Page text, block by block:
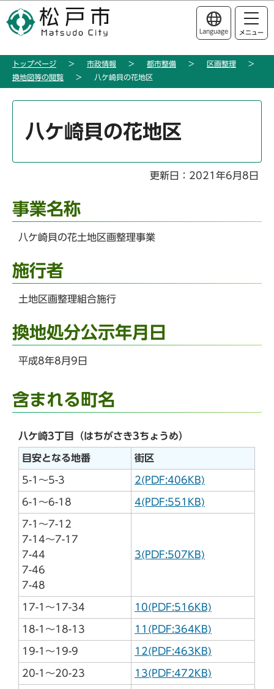
の
ー
このページの本文へ移動
Language メニュー
トップページ 市政情報 都市整備
区画整理
換地図等の閲覧
八ケ崎貝の花地区
八ケ崎貝の花地区
更新日：2021年6月8日
事業名称
八ケ崎貝の花土地区画整理事業
施行者
土地区画整理組合施行
換地処分公示年月日
平成8年8月9日
含まれる町名
八ケ崎3丁目（はちがさき3ちょうめ）
目安となる地番 街区
5-1～5-3 2(PDF:406KB)
6-1～6-18 4(PDF:551KB)
7-1～7-12
7-14～7-17
7-44
7-46
7-48
3(PDF:507KB)
17-1～17-34 10(PDF:516KB)
18-1～18-13 11(PDF:364KB)
19-1～19-9 12(PDF:463KB)
20-1～20-23 13(PDF:472KB)